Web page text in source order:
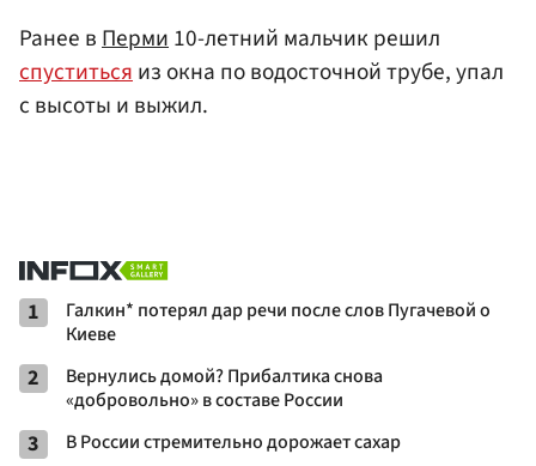
Ранее в Перми 10-летний мальчик решил
спуститься из окна по водосточной трубе, упал
с высоты и выжил.
1
Галкин* потерял дар речи после слов Пугачевой о
Киеве
2
Вернулись домой? Прибалтика снова
«добровольно» в составе России
3 В России стремительно дорожает сахар